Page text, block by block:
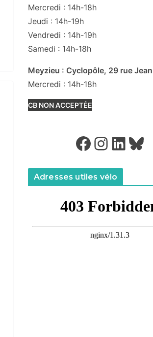
Mercredi : 14h-18h
Jeudi : 14h-19h
Vendredi : 14h-19h
Samedi : 14h-18h
Meyzieu : Cyclopôle, 29 rue
Mercredi : 14h-18h
CB NON ACCEPTÉE
Facebook Instagram LinkedIn Bluesky
Adresses utiles vélo